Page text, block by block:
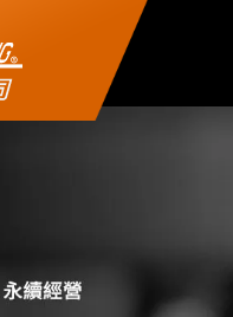
公司簡介
聯絡我們